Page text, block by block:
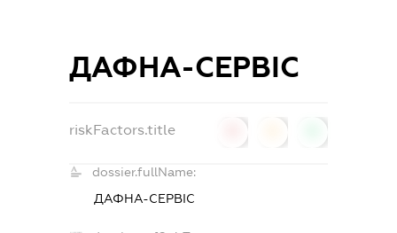
ДАФНА-СЕРВІС
riskFactors.title
dossier.fullName:
ДАФНА-СЕРВІС